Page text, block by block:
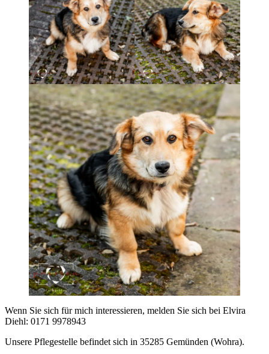
Wenn Sie sich für mich interessieren, melden Sie sich bei Elvira
Diehl: 0171 9978943
Unsere Pflegestelle befindet sich in 35285 Gemünden (Wohra).